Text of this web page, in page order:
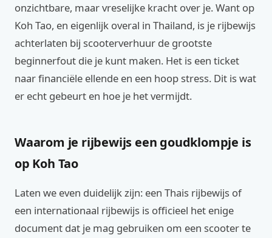
onzichtbare, maar vreselijke kracht over je. Want op
Koh Tao, en eigenlijk overal in Thailand, is je rijbewijs
achterlaten bij scooterverhuur de grootste
beginnerfout die je kunt maken. Het is een ticket
naar financiële ellende en een hoop stress. Dit is wat
er echt gebeurt en hoe je het vermijdt.
Waarom je rijbewijs een goudklompje is
op Koh Tao
Laten we even duidelijk zijn: een Thais rijbewijs of
een internationaal rijbewijs is officieel het enige
document dat je mag gebruiken om een scooter te